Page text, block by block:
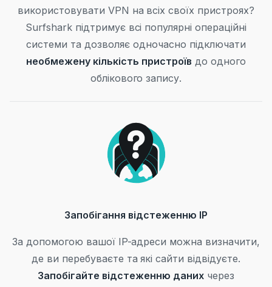
використовувати VPN на всіх своїх пристроях?
Surfshark підтримує всі популярні операційні
системи та дозволяє одночасно підключати
необмежену кількість пристроїв до одного
облікового запису.
Запобігання відстеженню IP
За допомогою вашої IP-адреси можна визначити,
де ви перебуваєте та які сайти відвідуєте.
Запобігайте відстеженню данихчерез